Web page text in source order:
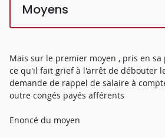
Moyens
Mais sur le premier moyen , pris en
ce qu'il fait grief à l'arrêt de débouter
demande de rappel de salaire à
outre congés payés afférents
Enoncé du moyen